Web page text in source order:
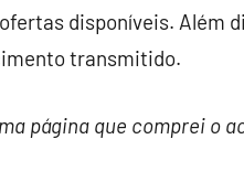
disponíveis. Além
transmitido.
página que comprei o